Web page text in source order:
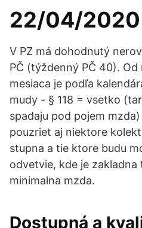
22/04/2020
V PZ má dohodnutý
PČ (týždenný PČ 40).
mesiaca je podľa
mudy - § 118 = vsetko
spadaju pod pojem
pouzriet aj niektore
stupna a tie ktore budu
odvetvie, kde je zakladna
minimalna mzda.
Dostupná a